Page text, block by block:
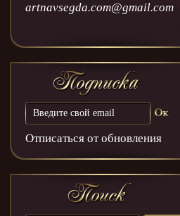
artnavsegda.com@gmail.com
Отписаться от обновления